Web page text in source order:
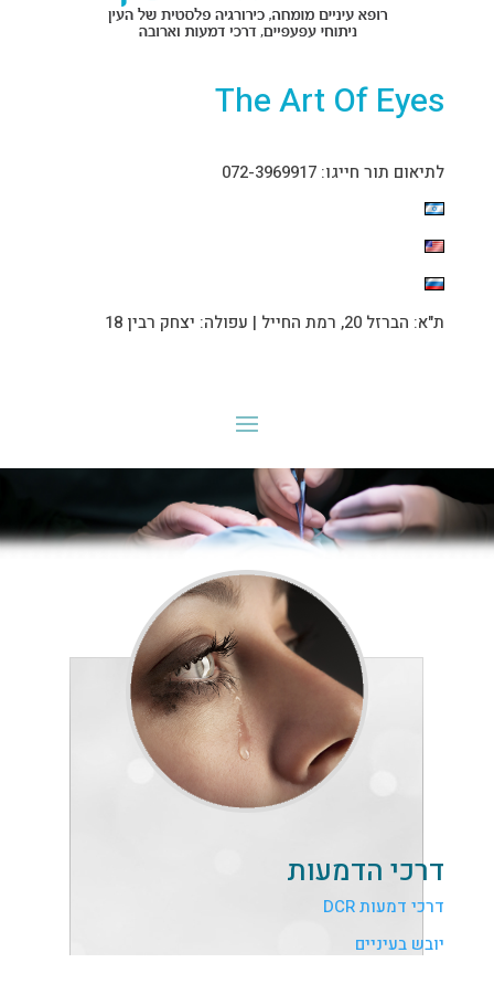
The Art Of Eyes
לתיאום תור חייגו: 072-3969917
ת"א: הברזל 20, רמת החייל | עפולה: יצחק רבין 18
דרכי הדמעות
דרכי דמעות DCR
יובש בעיניים